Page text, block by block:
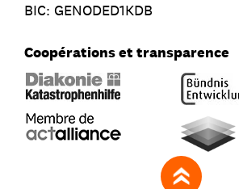
BIC: GENODED1KDB
Coopérations et transparence
zum